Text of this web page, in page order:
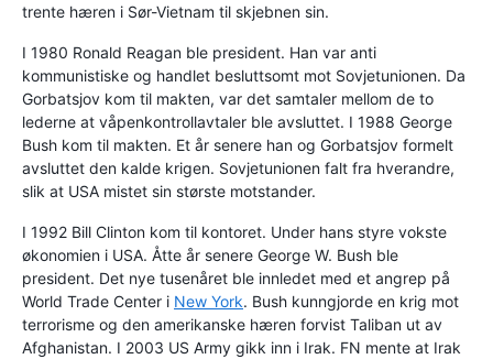
trente hæren i Sør-Vietnam til skjebnen sin.
I 1980 Ronald Reagan ble president. Han var anti
kommunistiske og handlet besluttsomt mot Sovjetunionen. Da
Gorbatsjov kom til makten, var det samtaler mellom de to
lederne at våpenkontrollavtaler ble avsluttet. I 1988 George
Bush kom til makten. Et år senere han og Gorbatsjov formelt
avsluttet den kalde krigen. Sovjetunionen falt fra hverandre,
slik at USA mistet sin største motstander.
I 1992 Bill Clinton kom til kontoret. Under hans styre vokste
økonomien i USA. Åtte år senere George W. Bush ble
president. Det nye tusenåret ble innledet med et angrep på
World Trade Center i New York. Bush kunngjorde en krig mot
terrorisme og den amerikanske hæren forvist Taliban ut av
Afghanistan. I 2003 US Army gikk inn i Irak. FN mente at Irak